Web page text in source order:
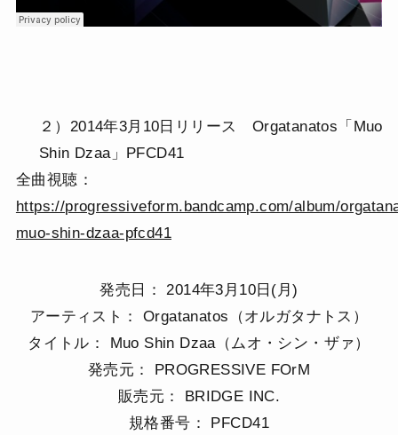
２）2014年3月10日リリース Orgatanatos「Muo
Shin Dzaa」PFCD41
全曲視聴：
https://progressiveform.bandcamp.com/album/
muo-shin-dzaa-pfcd41
発売日： 2014年3月10日(月)
アーティスト： Orgatanatos（オルガタナトス）
タイトル： Muo Shin Dzaa（ムオ・シン・ザァ）
発売元： PROGRESSIVE FOrM
販売元： BRIDGE INC.
規格番号： PFCD41